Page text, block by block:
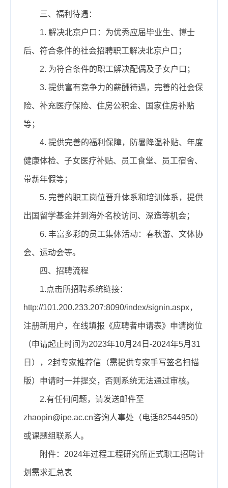
三、福利待遇：
1. 解决北京户口：为优秀应届毕业生、博士
后、符合条件的社会招聘职工解决北京户口；
2. 为符合条件的职工解决配偶及子女户口；
3. 提供富有竞争力的薪酬待遇，完善的社会保
险、补充医疗保险、住房公积金、国家住房补贴
等；
4. 提供完善的福利保障，防暑降温补贴、年度
健康体检、子女医疗补贴、员工食堂、员工宿舍、
带薪年假等；
5. 完善的职工岗位晋升体系和培训体系，提供
出国留学基金并到海外名校访问、深造等机会；
6. 丰富多彩的员工集体活动：春秋游、文体协
会、运动会等。
四、招聘流程
1.点击所招聘系统链接：
http://101.200.233.207:8090/index/signin.aspx，
注册新用户，在线填报《应聘者申请表》申请岗位
（申请起止时间为2023年10月24 日-2024年5月31
日），2封专家推荐信（需提供专家手写签名扫描
版）申请时一并提交，否则系统无法通过审核。
2.有任何问题，请发送邮件至
zhaopin@ipe.ac.cn咨询人事处（电话82544950）
或课题组联系人。
附件： 2024年过程工程研究所正式职工招聘计
划需求汇总表